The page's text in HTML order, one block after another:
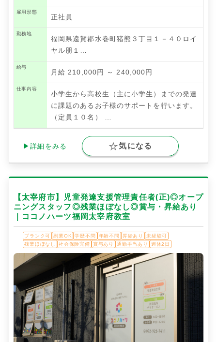
雇用形態
正社員
勤務地
福岡県遠賀郡水巻町猪熊３丁目１－４０ロイ
ヤル朋１…
給与
月給 210,000円 ～ 240,000円
仕事内容
小学生から高校生（主に小学生）までの発達
に課題のあるお子様のサポートを行います。
（定員１０名）
…
▶詳細をみる 気になる
【太宰府市】児童発達支援管理責任者(正)◎オープ
ニングスタッフ◎残業ほぼなし◎賞与・昇給あり
｜ココノハーツ福岡太宰府教室
ブランク可 副業OK 学歴不問 年齢不問 昇給あり
未経験可
残業ほぼなし
社会保険完備 賞与あり 通勤手当あり 週休2日